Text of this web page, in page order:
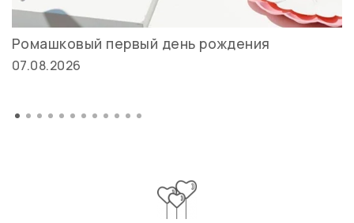
Ромашковый первый день рождения
07.08.2026